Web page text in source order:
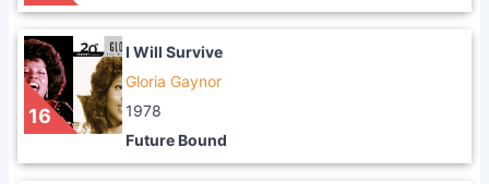
16
I Will Survive
Gloria Gaynor
1978
Future Bound